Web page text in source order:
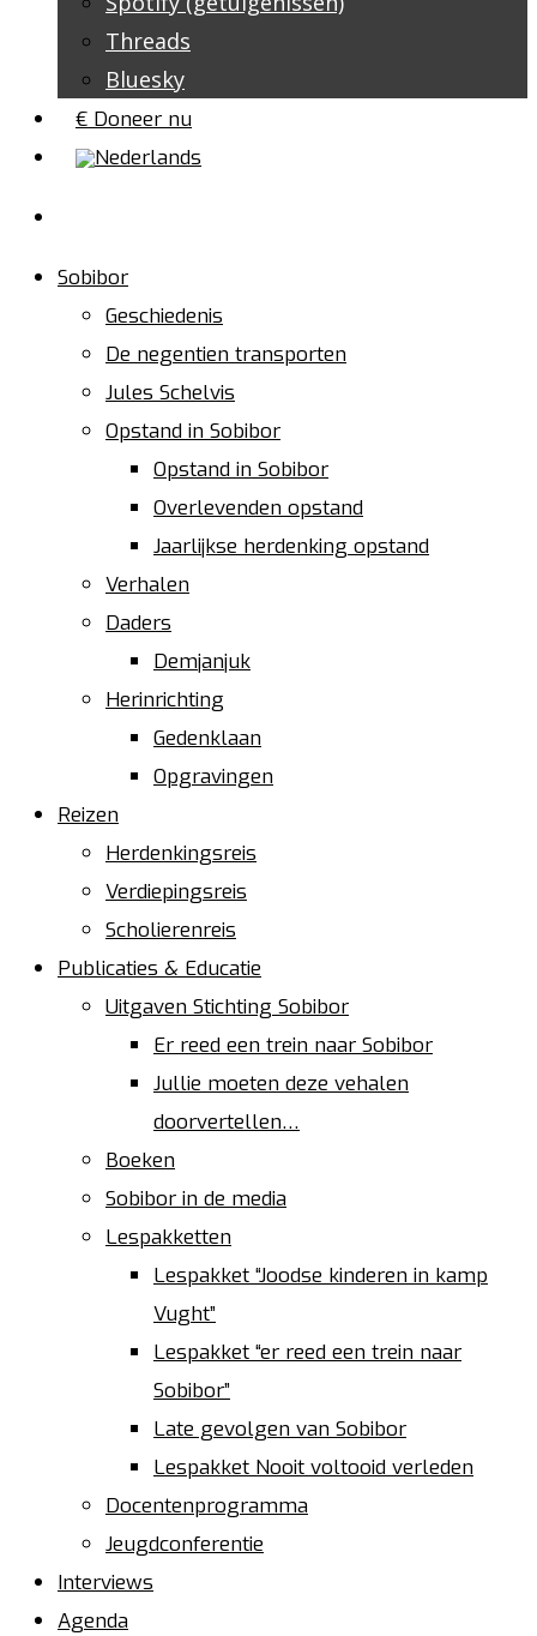
Threads
Bluesky
€ Doneer nu
Sobibor
Geschiedenis
De negentien transporten
Jules Schelvis
Opstand in Sobibor
Opstand in Sobibor
Overlevenden opstand
Jaarlijkse herdenking opstand
Verhalen
Daders
Demjanjuk
Herinrichting
Gedenklaan
Opgravingen
Reizen
Herdenkingsreis
Verdiepingsreis
Scholierenreis
Publicaties & Educatie
Uitgaven Stichting Sobibor
Er reed een trein naar Sobibor
Jullie moeten deze vehalen
doorvertellen…
Boeken
Sobibor in de media
Lespakketten
Lespakket “Joodse kinderen in kamp
Vught”
Lespakket “er reed een trein naar
Sobibor”
Late gevolgen van Sobibor
Lespakket Nooit voltooid verleden
Docentenprogramma
Jeugdconferentie
Interviews
Agenda